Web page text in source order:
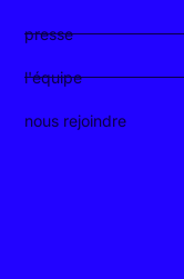
presse
l'équipe
nous rejoindre